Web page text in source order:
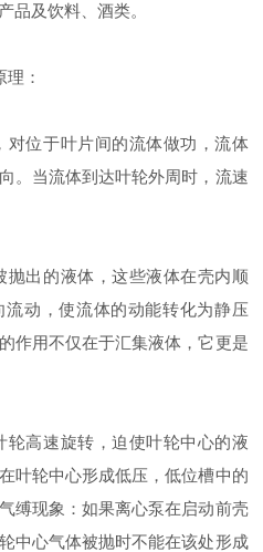
品及饮料、酒类。
理：
位于叶片间的流体做功，流体
。当流体到达叶轮外周时，流速
出的液体，这些液体在壳内顺
动，使流体的动能转化为静压
作用不仅在于汇集液体，它更是
高速旋转，迫使叶轮中心的液
叶轮中心形成低压，低位槽中的
缚现象：如果离心泵在启动前壳
中心气体被抛时不能在该处形成